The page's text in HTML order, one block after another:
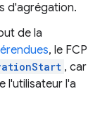
d'agrégation.
de la
, le FCP
, car
l'utilisateur l'a